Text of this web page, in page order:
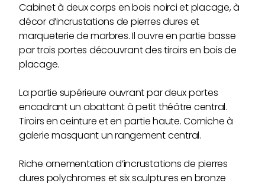
Cabinet à deux corps en bois noirci et placage, à
décor d’incrustations de pierres dures et
marqueterie de marbres. Il ouvre en partie basse
par trois portes découvrant des tiroirs en bois de
placage.
La partie supérieure ouvrant par deux portes
encadrant un abattant à petit théâtre central.
Tiroirs en ceinture et en partie haute. Corniche à
galerie masquant un rangement central.
Riche ornementation d’incrustations de pierres
dures polychromes et six sculptures en bronze